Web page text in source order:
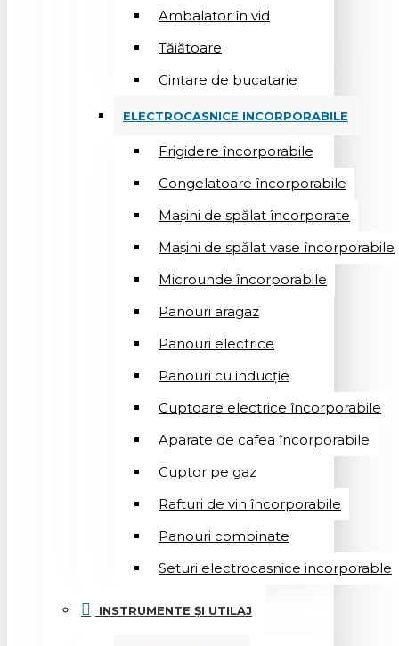
Ambalator în vid
Tăiătoare
Cintare de bucatarie
ELECTROCASNICE INCORPORABILE
Frigidere încorporabile
Congelatoare încorporabile
Mașini de spălat încorporate
Mașini de spălat vase încorporabile
Microunde încorporabile
Panouri aragaz
Panouri electrice
Panouri cu inducție
Cuptoare electrice încorporabile
Aparate de cafea încorporabile
Cuptor pe gaz
Rafturi de vin încorporabile
Panouri combinate
Seturi electrocasnice incorporable
INSTRUMENTE ȘI UTILAJ